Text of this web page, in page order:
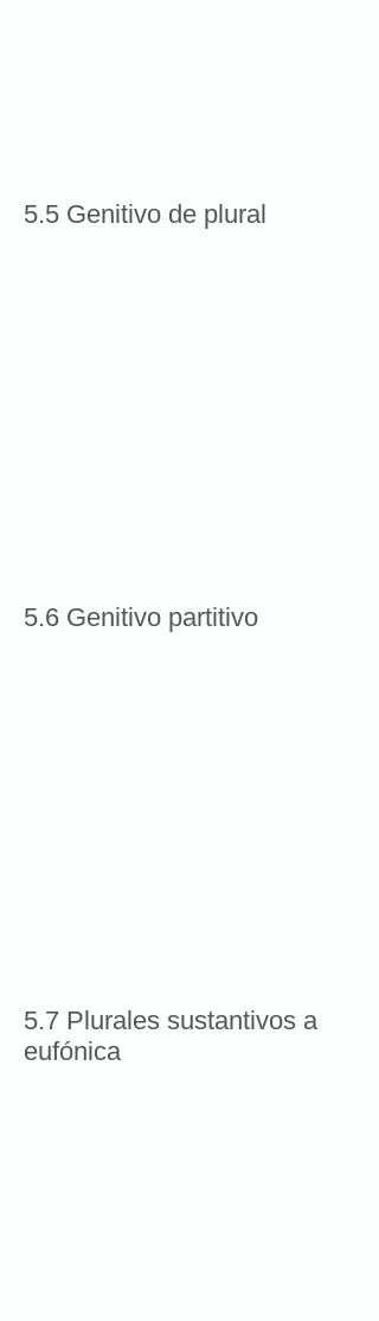
5.5 Genitivo de plural
5.6 Genitivo partitivo
5.7 Plurales sustantivos a
eufónica